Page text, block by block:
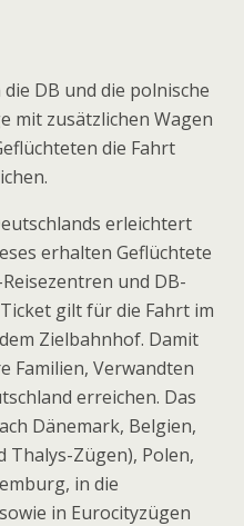
DB und die polnische
mit zusätzlichen Wagen
die Fahrt
erleichtert
erhalten Geflüchtete
und DB-
gilt für die Fahrt im
Zielbahnhof. Damit
Familien, Verwandten
erreichen. Das
Dänemark, Belgien,
Thalys-Zügen), Polen,
in die
in Eurocityzügen